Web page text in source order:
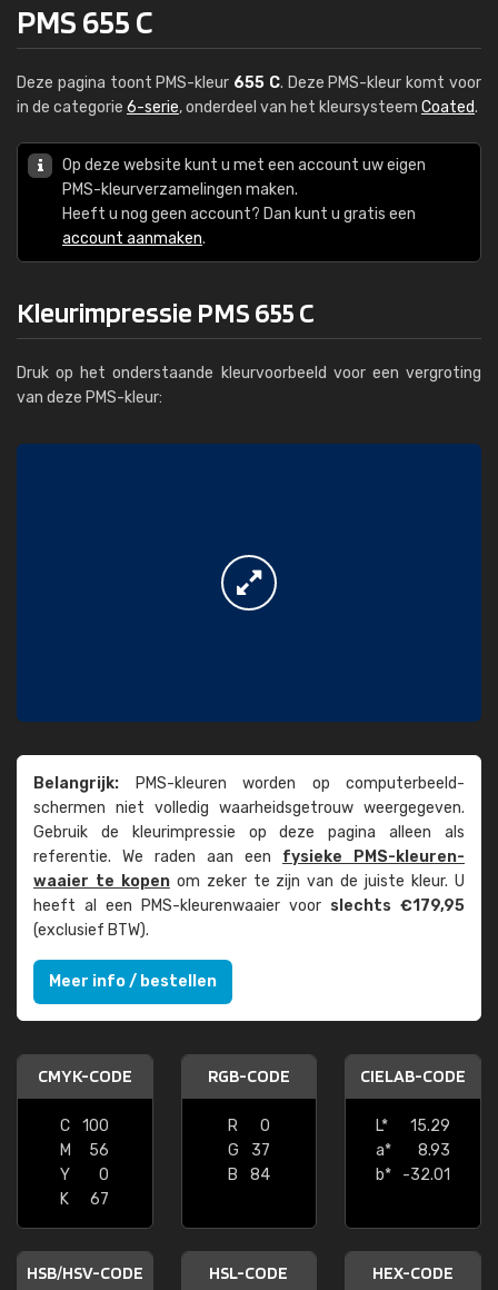
PMS 655 C
Deze pagina toont PMS-kleur 655 C. Deze PMS-kleur komt voor
in de categorie 6-serie, onderdeel van het kleursysteem Coated.
Op deze website kunt u met een account uw eigen
PMS-kleurverzamelingen maken.
Heeft u nog geen account? Dan kunt u gratis een
account aanmaken.
Kleurimpressie PMS 655 C
Druk op het onderstaande kleurvoorbeeld voor een vergroting
van deze PMS-kleur:
Belangrijk: PMS-kleuren worden op computer­beeld­
schermen niet volledig waarheids­­getrouw weer­gegeven.
Gebruik de kleur­impressie op deze pagina alleen als
referentie. We raden aan een fysieke PMS-kleuren­
waaier te kopenom zeker te zijn van de juiste kleur. U
heeft al een PMS-kleuren­waaier voor slechts €179,95
(exclusief BTW).
Meer info / bestellen
CMYK-CODE
C
100
M
56
Y
0
K
67
RGB-CODE
R
0
G
37
B
84
CIELAB-CODE
L*
15.29
a*
8.93
b*
-32.01
HSB/HSV-CODE HSL-CODE HEX-CODE